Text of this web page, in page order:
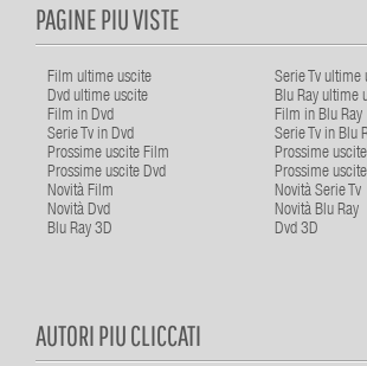
PAGINE PIU VISTE
Film ultime uscite
Serie Tv ultime
Dvd ultime uscite
Blu Ray ultime
Film in Dvd
Film in Blu Ray
Serie Tv in Dvd
Serie Tv in Blu
Prossime uscite Film
Prossime
Prossime uscite Dvd
Prossime
Novità Film
Novità Serie Tv
Novità Dvd
Novità Blu Ray
Blu Ray 3D
Dvd 3D
AUTORI PIU CLICCATI